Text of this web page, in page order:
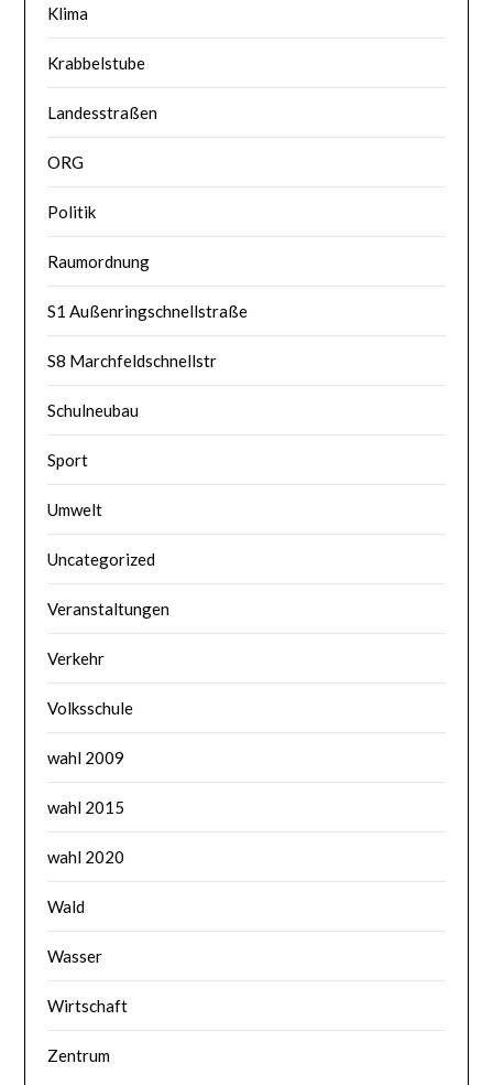
Klima
Krabbelstube
Landesstraßen
ORG
Politik
Raumordnung
S1 Außenringschnellstraße
S8 Marchfeldschnellstr
Schulneubau
Sport
Umwelt
Uncategorized
Veranstaltungen
Verkehr
Volksschule
wahl 2009
wahl 2015
wahl 2020
Wald
Wasser
Wirtschaft
Zentrum